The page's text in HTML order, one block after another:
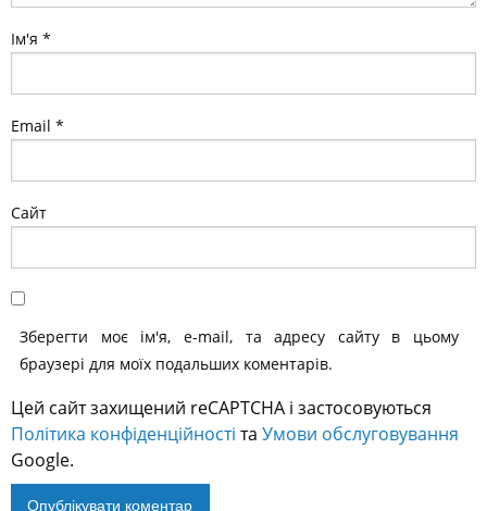
Ім'я *
Email *
Сайт
Зберегти моє ім'я, e-mail, та адресу сайту в цьому
браузері для моїх подальших коментарів.
Цей сайт захищений reCAPTCHA і застосовуються
Політика конфіденційності та Умови обслуговування
Google.